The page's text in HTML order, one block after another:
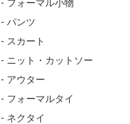
- フォーマル小物
- パンツ
- スカート
- ニット・カットソー
- アウター
- フォーマルタイ
- ネクタイ